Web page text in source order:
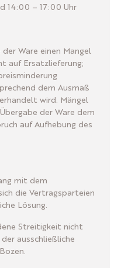
14:00 – 17:00 Uhr
Ware einen Mangel
auf Ersatzlieferung;
dem Ausmaß
wird. Mängel
der Ware dem
auf Aufhebung des
mit dem
die Vertragsparteien
Lösung.
Streitigkeit nicht
ausschließliche